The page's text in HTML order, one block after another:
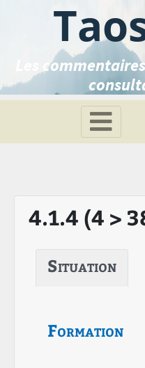
Les
4.1.4 (4 >
Situation
Formation